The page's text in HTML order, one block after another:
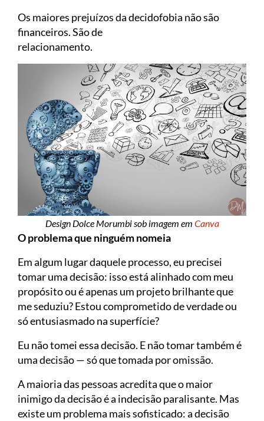
Os maiores prejuízos da decidofobia não são
financeiros. São de
Design Dolce Morumbi sob imagem em Canva
O problema que ninguém nomeia
Em algum lugar daquele processo, eu precisei
tomar uma decisão: isso está alinhado com meu
propósito ou é apenas um projeto brilhante que
me seduziu? Estou comprometido de verdade ou
só entusiasmado na superfície?
Eu não tomei essa decisão. E não tomar também é
uma decisão — só que tomada por omissão.
A maioria das pessoas acredita que o maior
inimigo da decisão é a indecisão paralisante. Mas
existe um problema mais sofisticado: a decisão